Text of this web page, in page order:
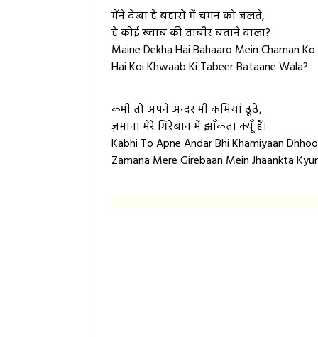
मैंने देखा है बहारों में चमन को जलते,
है कोई ख्वाब की ताबीर बताने वाला?
Maine Dekha Hai Bahaaro Mein Chaman
Hai Koi Khwaab Ki Tabeer Bataane Wala?
कभी तो अपने अन्दर भी कमियां ढूढ़े,
ज़माना मेरे गिरेबान में झाँकता क्यूँ हैं।
Kabhi To Apne Andar Bhi Khamiyaan
Zamana Mere Girebaan Mein Jhaankta